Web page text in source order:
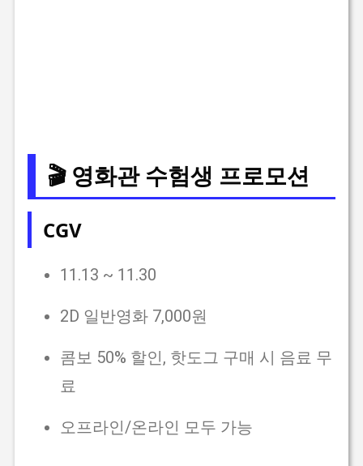
🎬 영화관 수험생 프로모션
CGV
11.13 ~ 11.30
2D 일반영화 7,000원
콤보 50% 할인, 핫도그 구매 시 음료 무
료
오프라인/온라인 모두 가능